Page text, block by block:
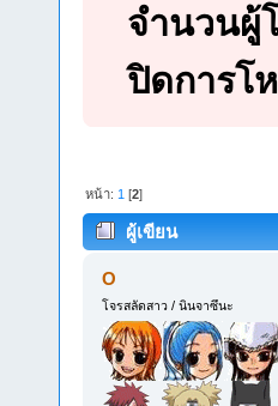
จำนวนผู้
ปิดการโ
หน้า: 1 [2]
ผู้เขียน
O
โจรสลัดสาว / นินจาซึนะ